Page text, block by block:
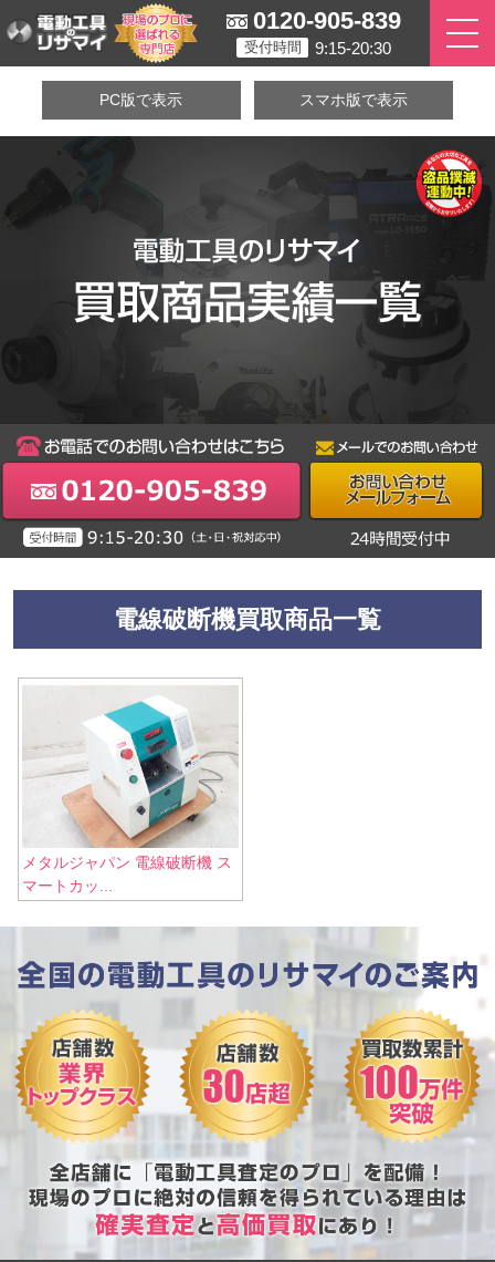
0120-905-839
受付時間 9:15-20:30
PC版で表示 スマホ版で表示
電線破断機買取商品一覧
メタルジャパン 電線破断機 ス
マートカッ...